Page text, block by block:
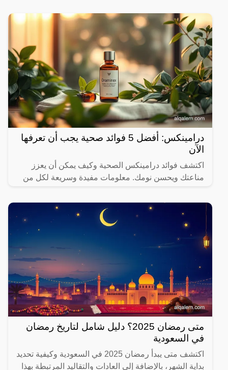
المختلفة لها،
درامينكس: أفضل 5 فوائد صحية يجب أن تعرفها
الآن
اكتشف فوائد درامينكس الصحية وكيف يمكن أن يعزز
مناعتك ويحسن نومك. معلومات مفيدة وسريعة لكل من
متى رمضان 2025؟ دليل شامل لتاريخ رمضان
في السعودية
اكتشف متى يبدأ رمضان 2025 في السعودية وكيفية تحديد
بداية الشهر، بالإضافة إلى العادات والتقاليد المرتبطة بهذا